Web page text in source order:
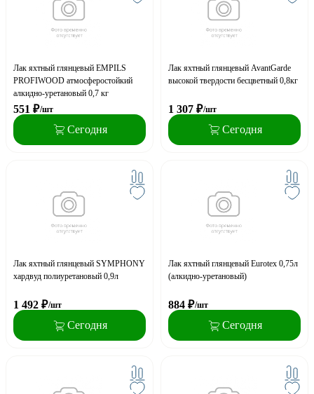
Лак яхтный глянцевый EMPILS
PROFIWOOD атмосферостойкий
алкидно-уретановый 0,7 кг
551 ₽/шт
Сегодня
Лак яхтный глянцевый AvantGarde
высокой твердости бесцветный 0,8кг
1 307 ₽/шт
Сегодня
Лак яхтный глянцевый SYMPHONY
хардвуд полиуретановый 0,9л
1 492 ₽/шт
Сегодня
Лак яхтный глянцевый Eurotex 0,75л
(алкидно-уретановый)
884 ₽/шт
Сегодня